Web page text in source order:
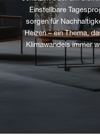
Einstellbare
sorgen für
Heizen – ein Thema,
Klimawandels immer